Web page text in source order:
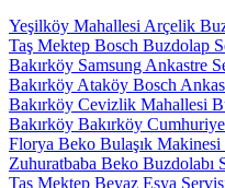
Yeşilköy Mahallesi Arçelik
Taş Mektep Bosch Buzdolap
Bakırköy Samsung Ankastre
Bakırköy Ataköy Bosch
Bakırköy Cevizlik Mahallesi
Bakırköy Bakırköy
Florya Beko Bulaşık Makinesi
Zuhuratbaba Beko Buzdolabı
Taş Mektep Beyaz Eşya